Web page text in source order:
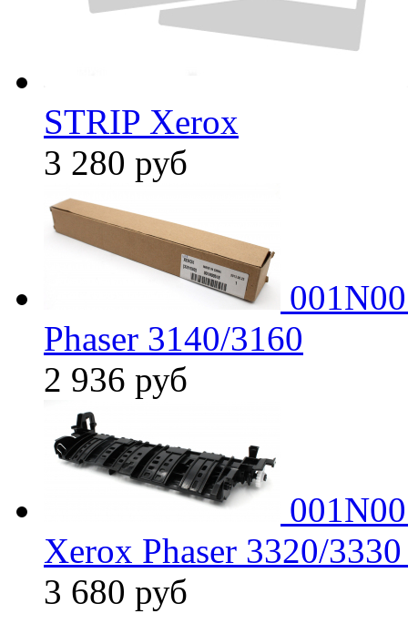
STRIP Xerox
3 280 руб
Phaser 3140/3160
2 936 руб
Xerox Phaser 3320/
3 680 руб